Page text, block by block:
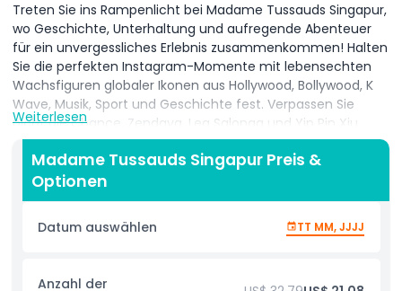
Treten Sie ins Rampenlicht bei Madame Tussauds Singapur,
wo Geschichte, Unterhaltung und aufregende Abenteuer
für ein unvergessliches Erlebnis zusammenkommen! Halten
Sie die perfekten Instagram-Momente mit lebensechten
Wachsfiguren globaler Ikonen aus Hollywood, Bollywood, K
Wave, Musik, Sport und Geschichte fest. Verpassen Sie
nicht die Chance, Zendaya, Lea Salonga und Yip Pin Xiu,
Singapurs meistdekorierte paralympische Schwimmerin,
sowie viele andere Legenden und Superstars zu treffen.
Erleben Sie den Nervenkitzel bei der Marvel Universe 4D-
Erfahrung, bei der Helden wie Iron Man und Spider Man in
einer spektakulären multisensorischen Show von der
Leinwand springen. Erkunden Sie sowohl Bollywood- als auch
Film Star Experience und feiern Sie mit A-Listen in unseren
Weiterlesen
Madame Tussauds Singapur Preis &
Optionen
Datum auswählen TT MM, JJJJ
Anzahl der